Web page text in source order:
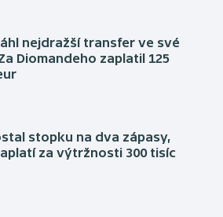
nejdražší transfer ve své
Diomandeho zaplatil 125
stopku na dva zápasy,
za výtržnosti 300 tisíc